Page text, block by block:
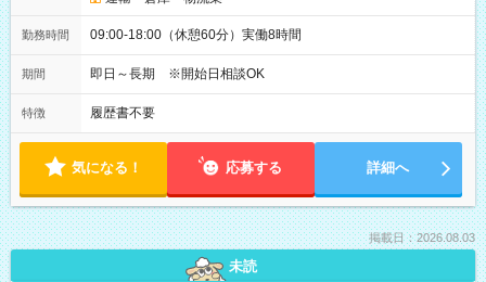
勤務時間 09:00-18:00（休憩60分）実働8時間
期間 即日～長期 ※開始日相談OK
特徴 履歴書不要
気になる！ 応募する 詳細へ
掲載日：2026.08.03
未読